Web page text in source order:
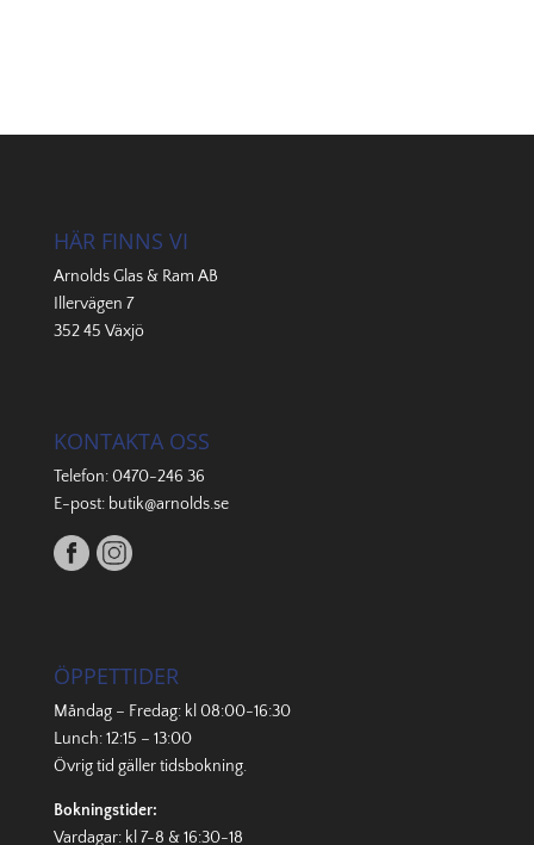
HÄR FINNS VI
Arnolds Glas & Ram AB
Illervägen 7
352 45 Växjö
KONTAKTA OSS
Telefon:0470-246 36
E-post: butik@arnolds.se
ÖPPETTIDER
Måndag – Fredag: kl 08:00-16:30
Lunch: 12:15 – 13:00
Övrig tid gällertidsbokning.
Bokningstider:
Vardagar: kl 7-8 & 16:30-18